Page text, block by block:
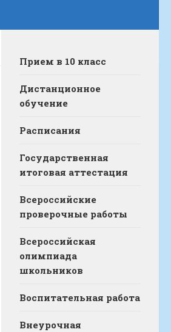
Прием в 10 класс
Дистанционное
обучение
Расписания
Государственная
итоговая аттестация
Всероссийские
проверочные работы
Всероссийская
олимпиада
школьников
Воспитательная работа
Внеурочная